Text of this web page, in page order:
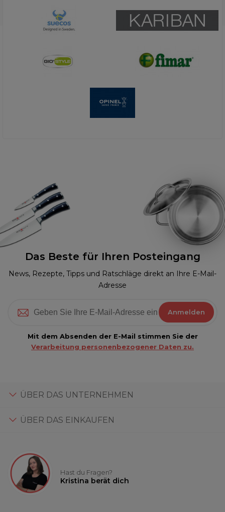
Das Beste für Ihren Posteingang
News, Rezepte, Tipps und Ratschläge direkt an Ihre E-Mail-
Adresse
Anmelden
Mit dem Absenden der E-Mail stimmen Sie der
Verarbeitung personenbezogener Daten zu.
ÜBER DAS UNTERNEHMEN
ÜBER DAS EINKAUFEN
Hast du Fragen?
Kristina berät dich